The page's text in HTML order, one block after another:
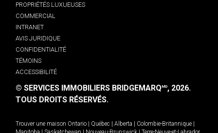
PROPRIÉTÉS LUXUEUSES
COMMERCIAL
INTRANET
AVIS JURIDIQUE
CONFIDENTIALITÉ
TÉMOINS
ACCESSIBILITÉ
© SERVICES IMMOBILIERS BRIDGEMARQMD, 2026.
TOUS DROITS RÉSERVÉS.
Trouver une maison Ontario | Québec | Alberta | Colombie-Britannique |